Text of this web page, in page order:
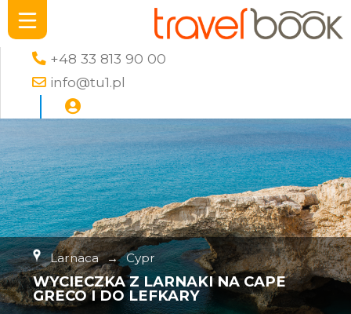
+48 33 813 90 00
info@tu1.pl
Larnaca → Cypr
WYCIECZKA Z LARNAKI NA CAPE
GRECO I DO LEFKARY